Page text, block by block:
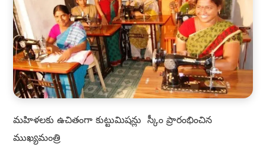
మహిళలకు ఉచితంగా కుట్టుమిషన్లు స్కీం ప్రారంభించిన
ముఖ్యమంత్రి